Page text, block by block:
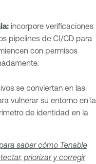
incorpore verificaciones
pipelines de CI/CD para
con permisos
se conviertan en las
vulnerar su entorno en la
de identidad en la
saber cómo Tenable
priorizar y corregir